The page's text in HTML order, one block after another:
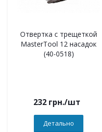
Отвертка с трещеткой
MasterTool 12 насадок
(40-0518)
232 грн./шт
Детально